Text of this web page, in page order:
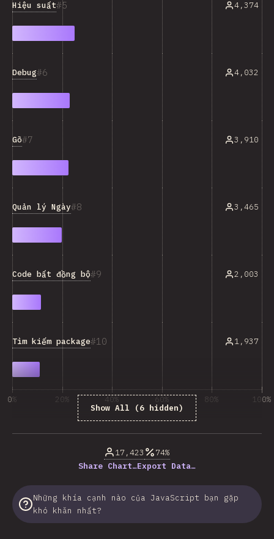
5
Hiệu suất 4,374
6
Debug 4,032
7
Gõ 3,910
8
Quản lý Ngày 3,465
9
Code bất đồng bộ 2,003
10
Tìm kiếm package 1,937
Show All (6 hidden)
0% 20% 40% 60% 80% 100%
17,423
74%
Share Chart…Export Data…
Những khía cạnh nào của JavaScript bạn gặp
khó khăn nhất?